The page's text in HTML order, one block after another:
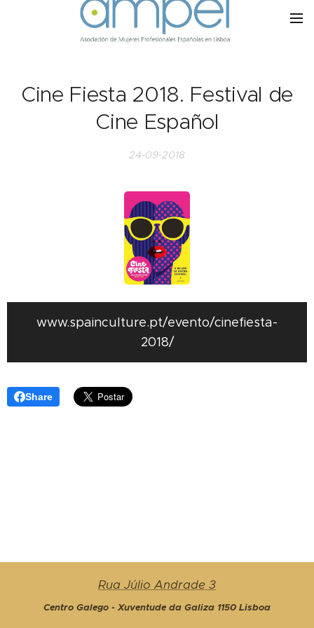
Cine Fiesta 2018. Festival de
Cine Español
24-09-2018
www.spainculture.pt/evento/cinefiesta-
2018/
Share
Rua Júlio Andrade 3
Centro Galego - Xuventude da Galiza 1150 Lisboa